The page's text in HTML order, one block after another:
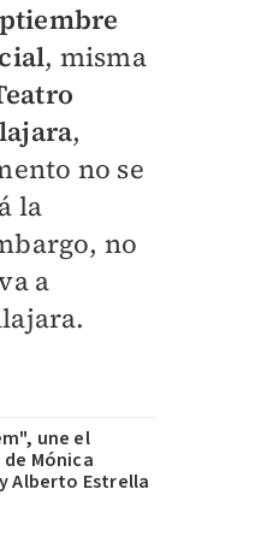
, misma
,
no se
la
no
a
une el
Mónica
Alberto Estrella